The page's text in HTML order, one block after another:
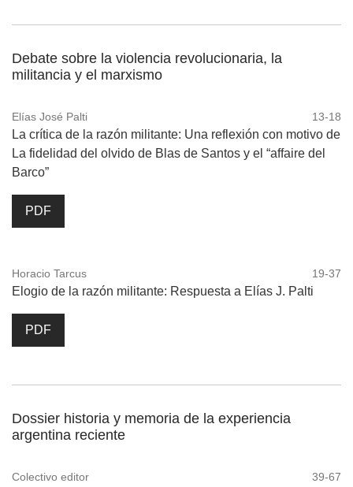
Debate sobre la violencia revolucionaria, la
militancia y el marxismo
Elías José Palti 13-18
La crítica de la razón militante: Una reflexión con motivo de
La fidelidad del olvido de Blas de Santos y el “affaire del
Barco”
PDF
Horacio Tarcus 19-37
Elogio de la razón militante: Respuesta a Elías J. Palti
PDF
Dossier historia y memoria de la experiencia
argentina reciente
Colectivo editor 39-67